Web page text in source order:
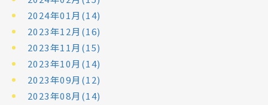
2024年01月(14)
2023年12月(16)
2023年11月(15)
2023年10月(14)
2023年09月(12)
2023年08月(14)